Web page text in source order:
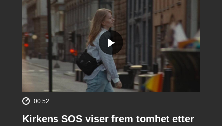
00:52
Kirkens SOS viser frem tomhet etter